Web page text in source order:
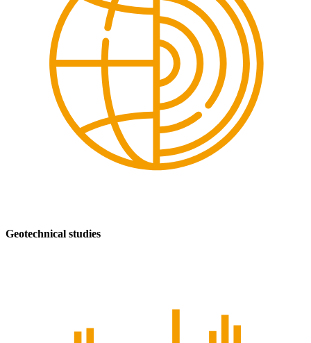
Geotechnical studies